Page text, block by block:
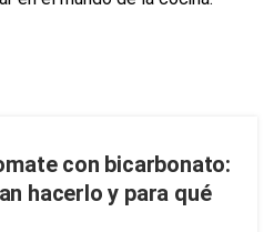
con bicarbonato:
hacerlo y para qué